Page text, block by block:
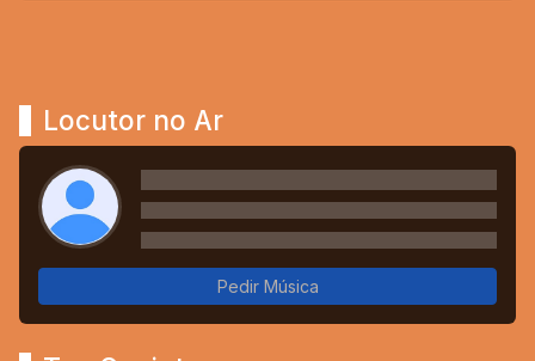
Locutor no Ar
Pedir Música